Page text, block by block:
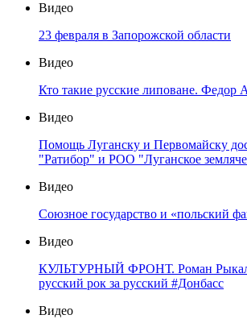
Видео
23 февраля в Запорожской области
Видео
Кто такие русские липоване. Федор
Видео
Помощь Луганску и Первомайску
"Ратибор" и РОО "Луганское
Видео
Союзное государство и «польский
Видео
КУЛЬТУРНЫЙ ФРОНТ. Роман
русский рок за русский #Донбасс
Видео